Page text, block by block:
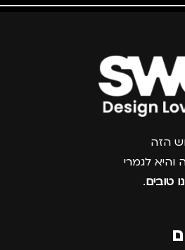
צרפו אותי למועדון
הזה
לגמרי
טובים.